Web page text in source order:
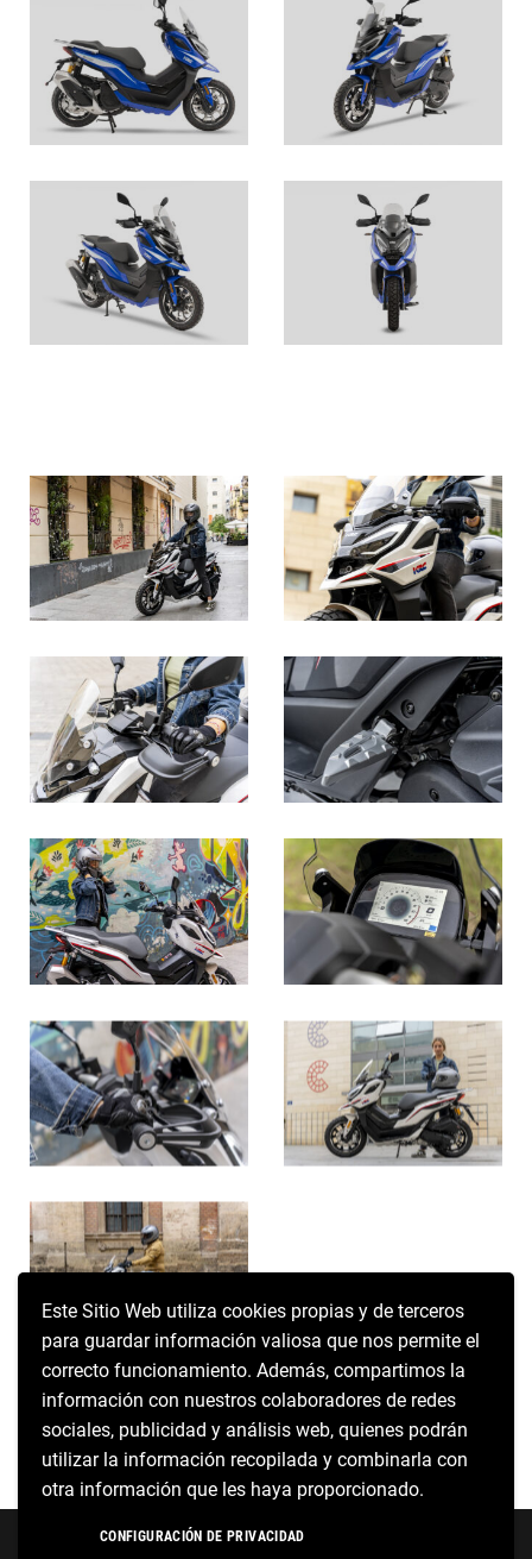
Este Sitio Web utiliza cookies propias y de terceros
para guardar información valiosa que nos permite el
correcto funcionamiento. Además, compartimos la
información con nuestros colaboradores de redes
sociales, publicidad y análisis web, quienes podrán
utilizar la información recopilada y combinarla con
otra información que les haya proporcionado.
CONFIGURACIÓN DE PRIVACIDAD
¡QUIERO
PROBARLA!
ME
INTERESA
Neve| Funciona gracias a